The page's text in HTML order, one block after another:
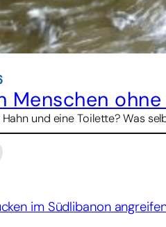
Menschen
und eine Toilette? Was